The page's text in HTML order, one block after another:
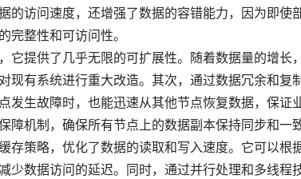
的访问速度，还增强了数据的容错能力，因为即使
完整性和可访问性。
它提供了几乎无限的可扩展性。随着数据量的增长
有系统进行重大改造。其次，通过数据冗余和复
发生故障时，也能迅速从其他节点恢复数据，保证
障机制，确保所有节点上的数据副本保持同步和一致
存策略，优化了数据的读取和写入速度。它可以根
少数据访问的延迟。同时，通过并行处理和多线程